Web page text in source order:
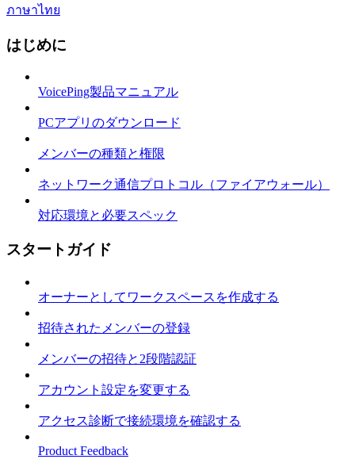
ภาษาไทย
はじめに
VoicePing製品マニュアル
PCアプリのダウンロード
メンバーの種類と権限
ネットワーク通信プロトコル（ファイアウォール）
対応環境と必要スペック
スタートガイド
オーナーとしてワークスペースを作成する
招待されたメンバーの登録
メンバーの招待と2段階認証
アカウント設定を変更する
アクセス診断で接続環境を確認する
Product Feedback